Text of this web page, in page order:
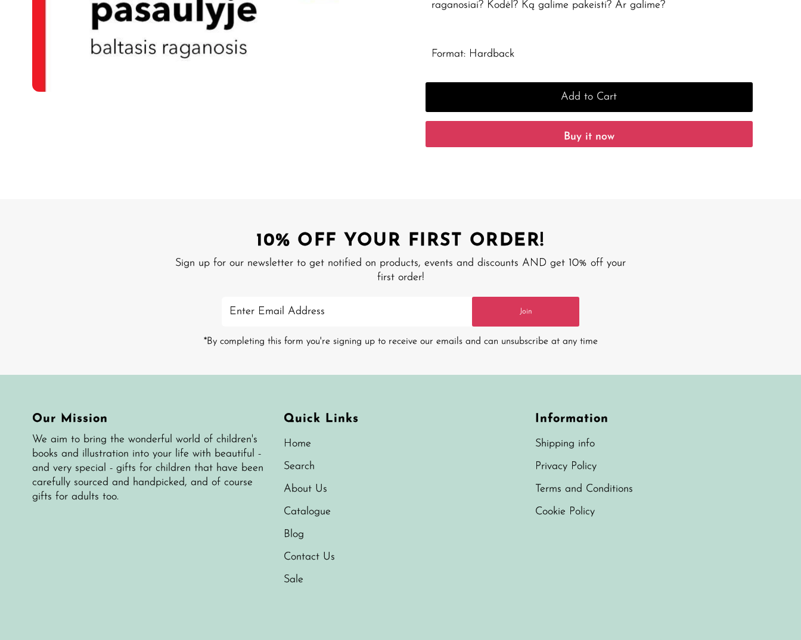
raganosiai? Kodėl? Ką galime pakeisti? Ar galime?
Format: Hardback
Add to Cart
Buy it now
10% OFF YOUR FIRST ORDER!
Sign up for our newsletter to get notified on products, events and discounts AND get 10% off your
first order!
Email
Join
*By completing this form you're signing up to receive our emails and can unsubscribe at any time
Our Mission
We aim to bring the wonderful world of children's
books and illustration into your life with beautiful -
and very special - gifts for children that have been
carefully sourced and handpicked, and of course
gifts for adults too.
Quick Links
Home
Search
About Us
Catalogue
Blog
Contact Us
Sale
Information
Shipping info
Privacy Policy
Terms and Conditions
Cookie Policy